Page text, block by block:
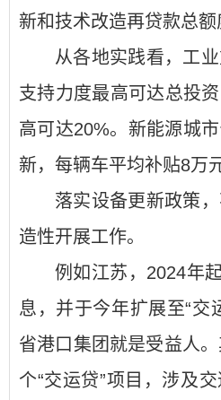
新和技术改造再贷款总额
从各地实践看，工
支持力度最高可达总投
高可达20%。新能源城
新，每辆车平均补贴8万元
落实设备更新政策
造性开展工作。
例如江苏，2024年
息，并于今年扩展至“交
省港口集团就是受益人
个“交运贷”项目，涉及